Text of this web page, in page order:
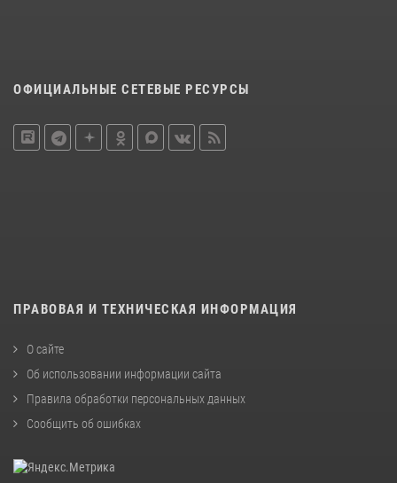
ОФИЦИАЛЬНЫЕ СЕТЕВЫЕ РЕСУРСЫ
ПРАВОВАЯ И ТЕХНИЧЕСКАЯ ИНФОРМАЦИЯ
О сайте
Об использовании информации сайта
Правила обработки персональных данных
Сообщить об ошибках